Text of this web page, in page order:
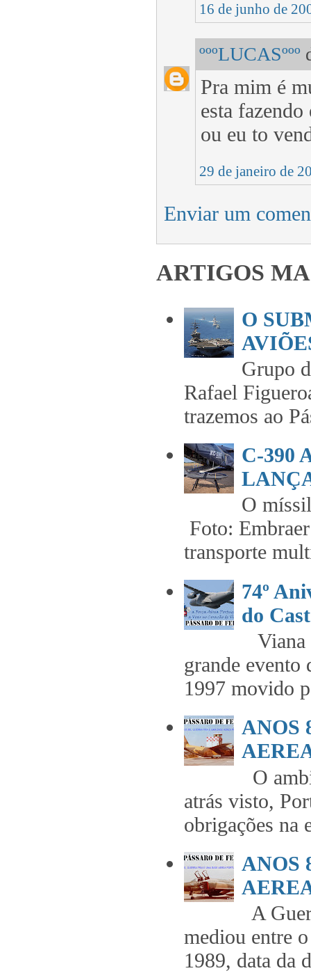
16 de junho de
ºººLUCASººº
Pra mim é
esta
ou eu to
29 de janeiro de
Enviar um
ARTIGOS
O
Grupo
Rafael
trazemos ao
C-390
O
Foto:
transporte
74º
do
Viana
grande evento
1997 movido
ANOS
O
atrás visto,
obrigações na
ANOS
A
mediou entre
1989, data da